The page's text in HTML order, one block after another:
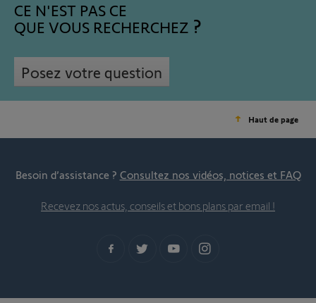
CE N'EST PAS CE
QUE VOUS RECHERCHEZ
Posez votre question
Haut de page
Besoin d’assistance ? Consultez nos vidéos, notices et FAQ
Recevez nos actus, conseils et bons plans par email !